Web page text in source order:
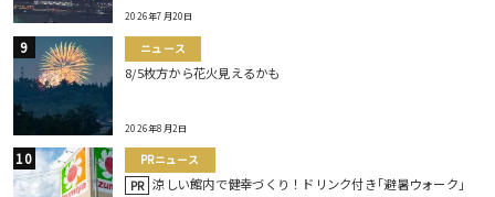
2026年7月20日
ニュース
8/5枚方から花火見えるかも
2026年8月2日
PRニュース
PR 涼しい館内で健幸づくり！ドリンク付き｢避暑ウォーク｣